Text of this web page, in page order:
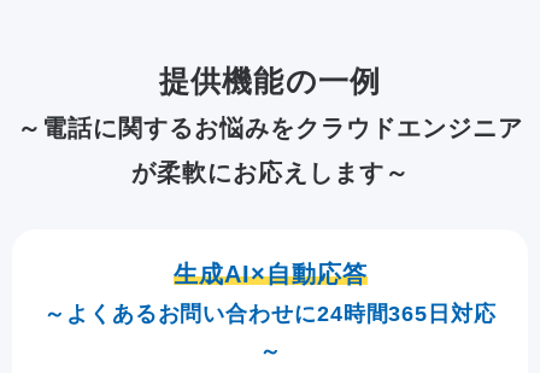
提供機能の一例
～電話に関するお悩みをクラウドエンジニア
が柔軟にお応えします～
生成AI×自動応答
～よくあるお問い合わせに24時間365日対応
～